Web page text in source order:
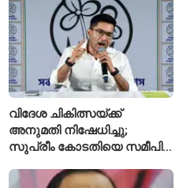
വിദേശ ചികിത്സയ്ക്ക്
അനുമതി നിഷേധിച്ചു;
സുപ്രീം കോടതിയെ സമീപിച്ച്